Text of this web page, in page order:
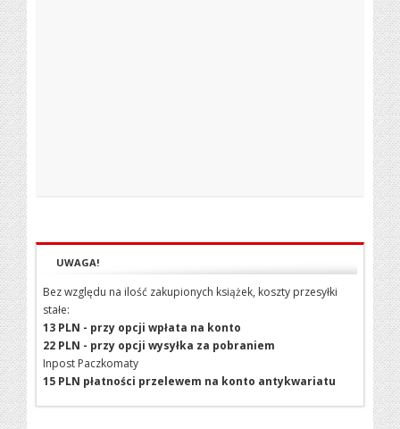
UWAGA!
Bez względu na ilość zakupionych książek, koszty przesyłki
stałe:
13 PLN - przy opcji wpłata na konto
22 PLN - przy opcji wysyłka za pobraniem
Inpost Paczkomaty
15 PLN płatności przelewem na konto antykwariatu